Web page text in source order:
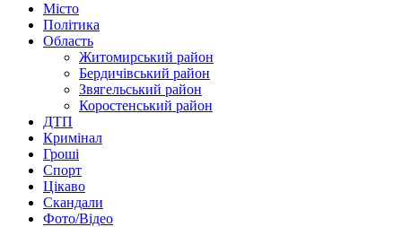
Місто
Політика
Область
Житомирський район
Бердичівський район
Звягельський район
Коростенський район
ДТП
Кримінал
Гроші
Спорт
Цікаво
Скандали
Фото/Відео